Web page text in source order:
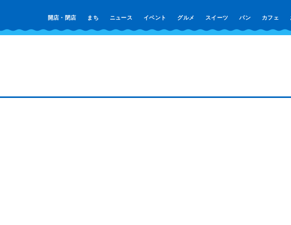
開店・閉店 まち ニュース イベント グルメ スイーツ パン カフェ